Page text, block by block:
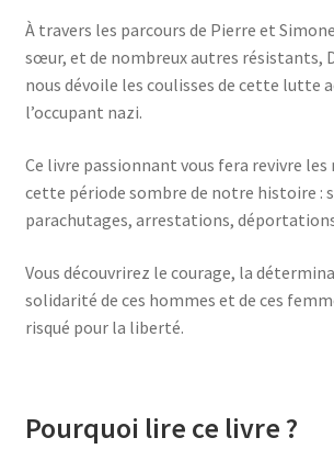
À travers les parcours de Pierre et
sœur, et de nombreux autres résistants,
nous dévoile les coulisses de cette lutte
l’occupant nazi.
Ce livre passionnant vous fera revivre
cette période sombre de notre histoire :
parachutages, arrestations,
Vous découvrirez le courage, la
solidarité de ces hommes et de ces
risqué pour la liberté.
Pourquoi lire ce livre ?